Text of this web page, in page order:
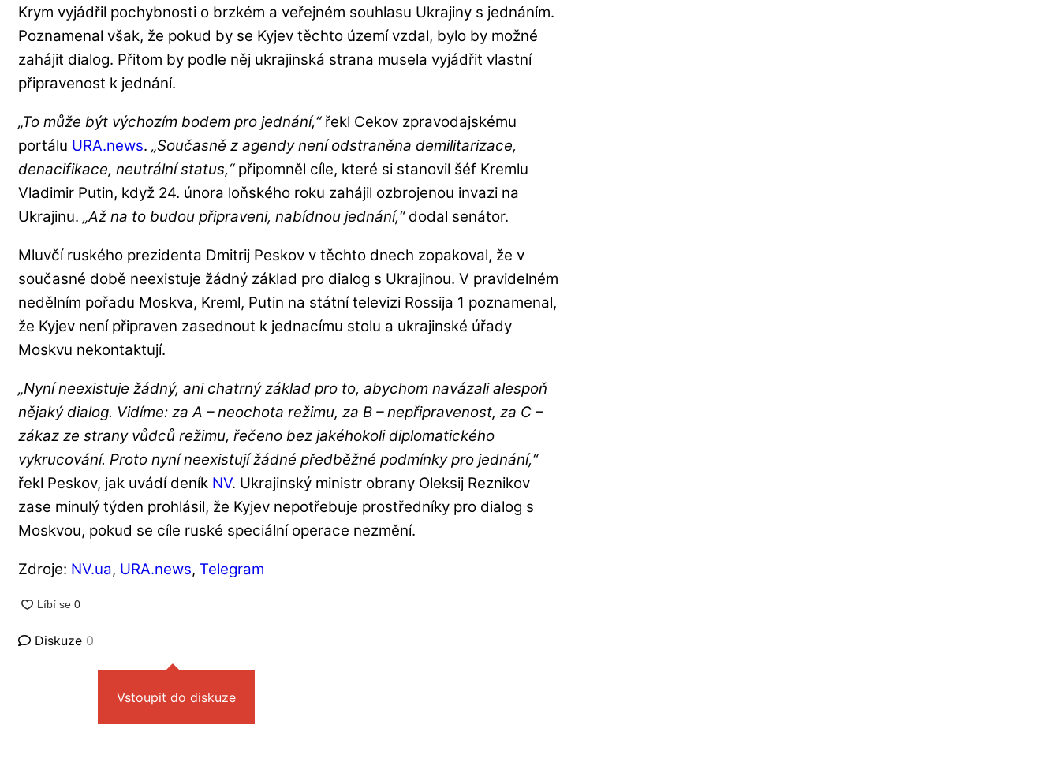
Krym vyjádřil pochybnosti o brzkém a veřejném souhlasu Ukrajiny s jednáním.
Poznamenal však, že pokud by se Kyjev těchto území vzdal, bylo by možné
zahájit dialog. Přitom by podle něj ukrajinská strana musela vyjádřit vlastní
připravenost k jednání.
„To může být výchozím bodem pro jednání,“řekl Cekov zpravodajskému
portálu URA.news. „Současně z agendy není odstraněna demilitarizace,
denacifikace, neutrální status,“připomněl cíle, které si stanovil šéf Kremlu
Vladimir Putin, když 24. února loňského roku zahájil ozbrojenou invazi na
Ukrajinu. „Až na to budou připraveni, nabídnou jednání,“dodal senátor.
Mluvčí ruského prezidenta Dmitrij Peskov v těchto dnech zopakoval, že v
současné době neexistuje žádný základ pro dialog s Ukrajinou. V pravidelném
nedělním pořadu Moskva, Kreml, Putin na státní televizi Rossija 1 poznamenal,
že Kyjev není připraven zasednout k jednacímu stolu a ukrajinské úřady
Moskvu nekontaktují.
„Nyní neexistuje žádný, ani chatrný základ pro to, abychom navázali alespoň
nějaký dialog. Vidíme: za A – neochota režimu, za B – nepřipravenost, za C –
zákaz ze strany vůdců režimu, řečeno bez jakéhokoli diplomatického
vykrucování. Proto nyní neexistují žádné předběžné podmínky pro jednání,“
řekl Peskov, jak uvádí deník NV. Ukrajinský ministr obrany Oleksij Reznikov
zase minulý týden prohlásil, že Kyjev nepotřebuje prostředníky pro dialog s
Moskvou, pokud se cíle ruské speciální operace nezmění.
Zdroje: NV.ua, URA.news, Telegram
Diskuze 0
Vstoupit do diskuze